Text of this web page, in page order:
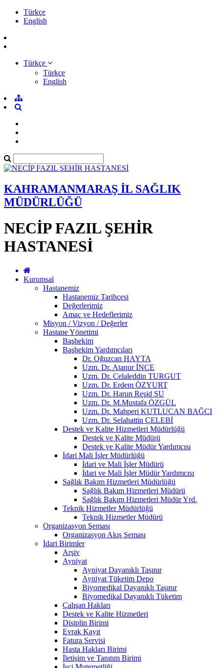
Türkçe
English
Türkçe
Türkçe
English
KAHRAMANMARAŞ İL SAĞLIK
MÜDÜRLÜĞÜ
NECİP FAZIL ŞEHİR
HASTANESİ
Kurumsal
Hastanemiz
Hastanemiz Tarihçesi
Değerlerimiz
Amaç ve Hedeflerimiz
Misyon / Vizyon / Değerler
Hastane Yönetimi
Başhekim
Başhekim Yardımcıları
Dr. Oğuzcan HAYTA
Uzm. Dr. Atanur İNCE
Uzm. Dr. Celaleddin TURGUT
Uzm. Dr. Erdem ÖZYURT
Uzm. Dr. Harun Reşid SU
Uzm. Dr. M.Mustafa ÖZGÜL
Uzm. Dr. Mahperi KUTLUCAN BAĞCI
Uzm. Dr. Selahattin ÇELEBİ
Destek ve Kalite Hizmetleri Müdürlüğü
Destek ve Kalite Müdürü
Destek ve Kalite Müdür Yardımcısı
İdari Mali İşler Müdürlüğü
İdari ve Mali İşler Müdürü
İdari ve Mali İşler Müdür Yardımcısı
Sağlık Bakım Hizmetleri Müdürlüğü
Sağlık Bakım Hizmetleri Müdürü
Sağlık Bakım Hizmetleri Müdür Yrd.
Teknik Hizmetler Müdürlüğü
Teknik Hizmetler Müdürü
Organizasyon Şeması
Organizasyon Akış Şeması
İdari Birimler
Arşiv
Ayniyat
Ayniyat Dayanıklı Taşınır
Ayniyat Tüketim Depo
Biyomedikal Dayanıklı Taşınır
Biyomedikal Dayanıklı Tüketim
Çalışan Hakları
Destek ve Kalite Hizmetleri
Disiplin Birimi
Evrak Kayıt
Fatura Servisi
Hasta Hakları Birimi
İletişim ve Tanıtım Birimi